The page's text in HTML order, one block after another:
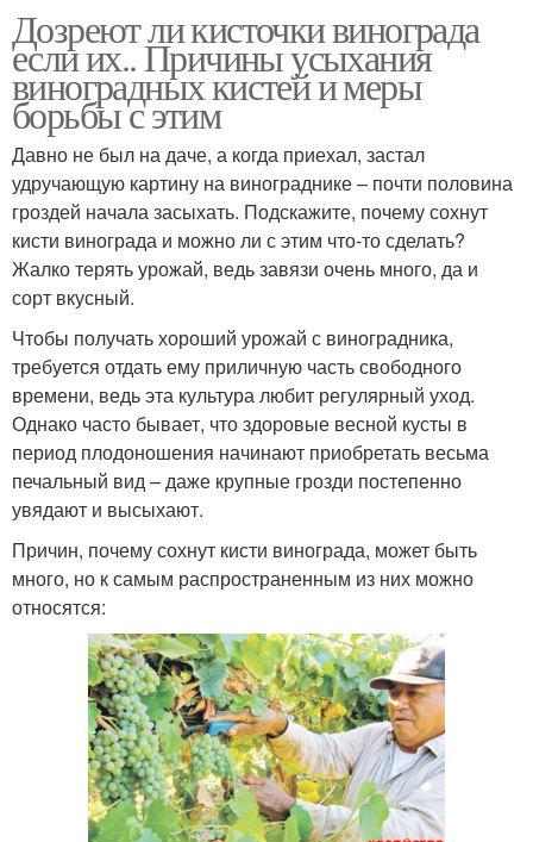
Дозреют ли кисточки винограда
если их.. Причины усыхания
виноградных кистей и меры
борьбы с этим
Давно не был на даче, а когда приехал, застал
удручающую картину на винограднике – почти половина
гроздей начала засыхать. Подскажите, почему сохнут
кисти винограда и можно ли с этим что-то сделать?
Жалко терять урожай, ведь завязи очень много, да и
сорт вкусный.
Чтобы получать хороший урожай с виноградника,
требуется отдать ему приличную часть свободного
времени, ведь эта культура любит регулярный уход.
Однако часто бывает, что здоровые весной кусты в
период плодоношения начинают приобретать весьма
печальный вид – даже крупные грозди постепенно
увядают и высыхают.
Причин, почему сохнут кисти винограда, может быть
много, но к самым распространенным из них можно
относятся: